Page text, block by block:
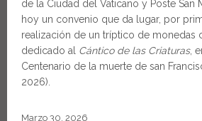
de la Ciudad del Vaticano y Poste San
hoy un convenio que da lugar, por
realización de un tríptico de monedas
dedicado al Cántico de las Criaturas,
Centenario de la muerte de san
2026).
Marzo 30, 2026